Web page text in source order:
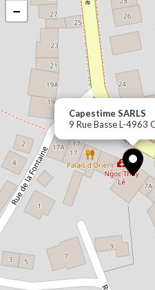
Capestime SARLS
9 Rue Basse L-4963
−